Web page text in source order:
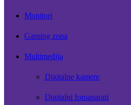
Monitori
Gaming zona
Multimedija
Digitalne kamere
Digitalni fotoaparati